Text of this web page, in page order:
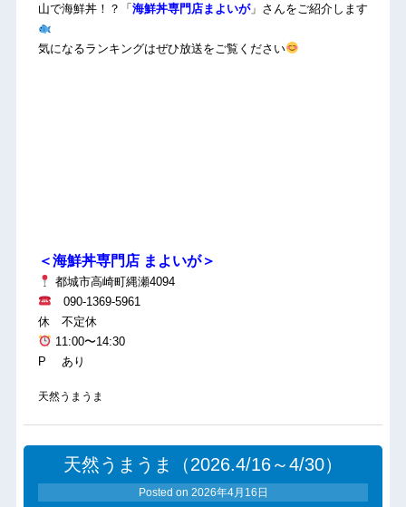
山で海鮮丼！？「海鮮丼専門店まよいが」さんをご紹介します
気になるランキングはぜひ放送をご覧ください
＜海鮮丼専門店 まよいが＞
都城市高崎町縄瀬4094
090-1369-5961
休 不定休
11:00〜14:30
P あり
天然うまうま
天然うまうま（2026.4/16～4/30）
Posted on 2026年4月16日